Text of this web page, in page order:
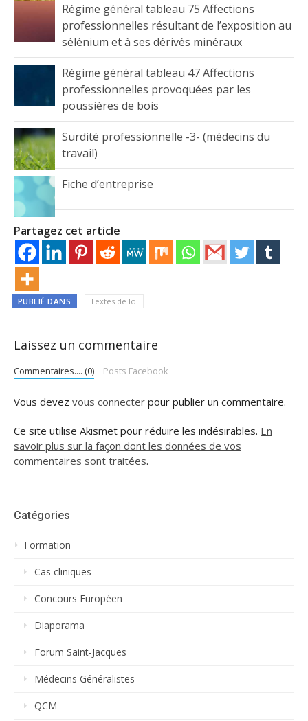
Régime général tableau 75 Affections
professionnelles résultant de l’exposition au
sélénium et à ses dérivés minéraux
Régime général tableau 47 Affections
professionnelles provoquées par les
poussières de bois
Surdité professionnelle -3- (médecins du
travail)
Fiche d’entreprise
Partagez cet article
PUBLIÉ DANS Textes de loi
Laissez un commentaire
Commentaires.... (0) Posts Facebook
Vous devez vous connecter pour publier un commentaire.
Ce site utilise Akismet pour réduire les indésirables. En
savoir plus sur la façon dont les données de vos
commentaires sont traitées.
Catégories
Formation
Cas cliniques
Concours Européen
Diaporama
Forum Saint-Jacques
Médecins Généralistes
QCM